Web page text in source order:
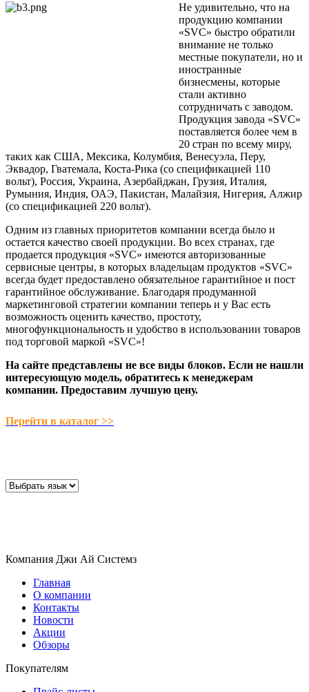
Не удивительно, что на
продукцию компании
«SVC» быстро обратили
внимание не только
местные покупатели, но и
иностранные
бизнесмены, которые
стали активно
сотрудничать с заводом.
Продукция завода «SVC»
поставляется более чем в
20 стран по всему миру,
таких как США, Мексика, Колумбия, Венесуэла, Перу,
Эквадор, Гватемала, Коста-Рика (со спецификацией 110
вольт), Россия, Украина, Азербайджан, Грузия, Италия,
Румыния, Индия, ОАЭ, Пакистан, Малайзия, Нигерия, Алжир
(со спецификацией 220 вольт).
Одним из главных приоритетов компании всегда было и
остается качество своей продукции. Во всех странах, где
продается продукция «SVC» имеются авторизованные
сервисные центры, в которых владельцам продуктов «SVC»
всегда будет предоставлено обязательное гарантийное и пост
гарантийное обслуживание. Благодаря продуманной
маркетинговой стратегии компании теперь и у Вас есть
возможность оценить качество, простоту,
многофункциональность и удобство в использовании товаров
под торговой маркой «SVC»!
На сайте представлены не все виды блоков. Если не нашли
интересующую модель, обратитесь к менеджерам
компании. Предоставим лучшую цену.
Перейти в каталог >>
Компания Джи Ай Системз
Главная
О компании
Контакты
Новости
Акции
Обзоры
Покупателям